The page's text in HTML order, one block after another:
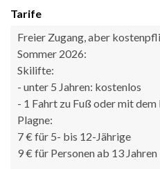
Tarife
Freier Zugang, aber
Sommer 2026:
Skilifte:
- unter 5 Jahren: kostenlos
- 1 Fahrt zu Fuß oder mit
Plagne:
7 € für 5- bis 12-Jährige
9 € für Personen ab 13 Jahren